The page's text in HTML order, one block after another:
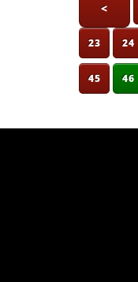
<
23 24
45 46